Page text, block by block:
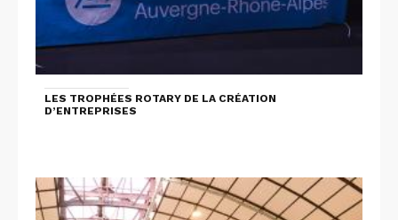
LES TROPHÉES ROTARY DE LA CRÉATION
D’ENTREPRISES